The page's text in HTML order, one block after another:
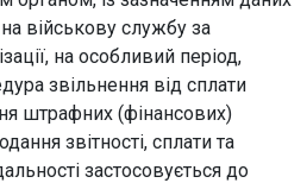
військову службу за
на особливий період,
звільнення від сплати
штрафних (фінансових)
звітності, сплати та
застосовується до